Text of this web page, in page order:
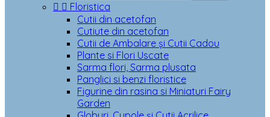
  Floristica
Cutii din acetofan
Cutiute din acetofan
Cutii de Ambalare și Cutii Cadou
Plante si Flori Uscate
Sarma flori, Sarma plusata
Panglici si benzi floristice
Figurine din rasina si Miniaturi Fairy
Garden